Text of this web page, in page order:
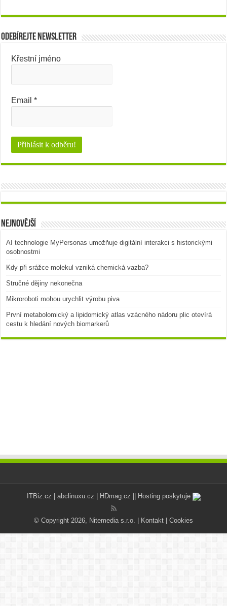
Odebírejte newsletter
Křestní jméno
Email*
Nejnovější
AI technologie MyPersonas umožňuje digitální interakci s historickými
osobnostmi
Kdy při srážce molekul vzniká chemická vazba?
Stručné dějiny nekonečna
Mikroroboti mohou urychlit výrobu piva
První metabolomický a lipidomický atlas vzácného nádoru plic otevírá
cestu k hledání nových biomarkerů
ITBiz.cz abclinuxu.cz HDmag.cz || Hosting poskytuje
© Copyright 2026, Nitemedia s.r.o. | Kontakt Cookies